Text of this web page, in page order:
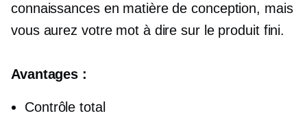
connaissances en matière de conception, mais
vous aurez votre mot à dire sur le produit fini.
Avantages :
Contrôle total